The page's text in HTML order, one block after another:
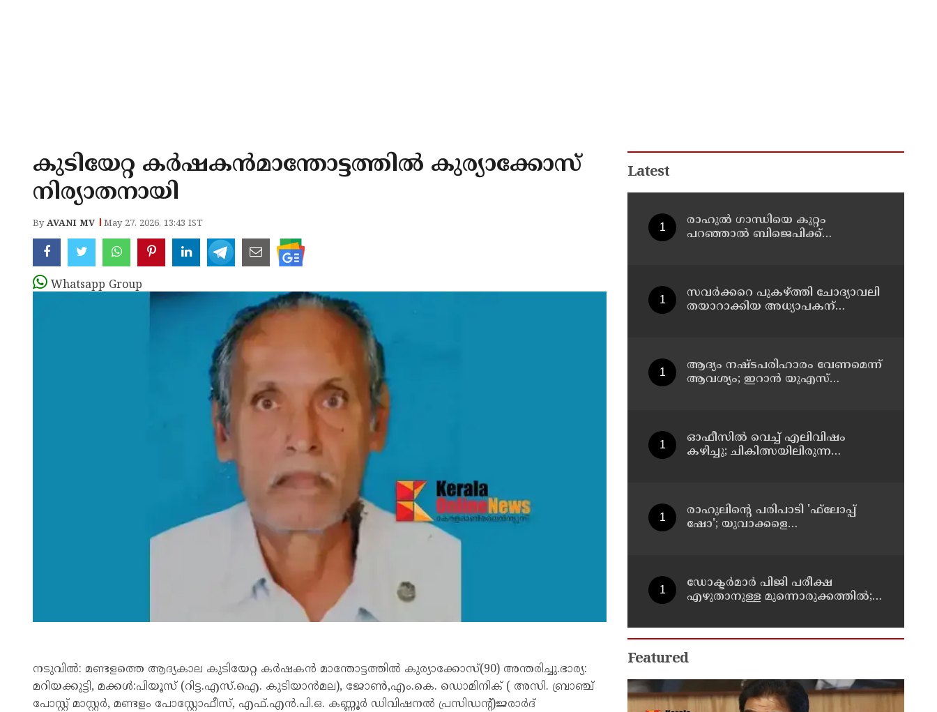
കുടിയേറ്റ കർഷകൻമാന്തോട്ടത്തിൽ കുര്യാക്കോസ്
നിര്യാതനായി
ByAVANI MV May 27, 2026, 13:43 IST
Whatsapp Group
നടുവിൽ: മണ്ടളത്തെ ആദ്യകാല കുടിയേറ്റ കർഷകൻ മാന്തോട്ടത്തിൽ കുര്യാക്കോസ്(90) അന്തരിച്ചു.ഭാര്യ:
മറിയക്കുട്ടി, മക്കൾ:പിയൂസ് (റിട്ട.എസ്.ഐ. കുടിയാൻമല), ജോൺ,എം.കെ. ഡൊമിനിക് ( അസി. ബ്രാഞ്ച്
പോസ്റ്റ് മാസ്റ്റർ, മണ്ടളം പോസ്റ്റോഫീസ്, എഫ്.എൻ.പി.ഒ. കണ്ണൂർ ഡിവിഷനൽ പ്രസിഡന്റ്)ജരാർദ്
Latest
രാഹുല്‍ ഗാന്ധിയെ കുറ്റം
പറഞ്ഞാല്‍ ബിജെപിക്ക്
സവര്‍ക്കറെ പുകഴ്ത്തി ചോദ്യാവലി
തയാറാക്കിയ അധ്യാപകന്
ആദ്യം നഷ്ടപരിഹാരം വേണമെന്ന്
ആവശ്യം; ഇറാന്‍ യുഎസ്
ഓഫീസില്‍ വെച്ച് എലിവിഷം
കഴിച്ചു; ചികിത്സയിലിരുന്ന
രാഹുലിന്റെ പരിപാടി 'ഫ്‌ലോപ്പ്
ഷോ'; യുവാക്കളെ
ഡോക്ടര്‍മാര്‍ പിജി പരീക്ഷ
എഴുതാനുള്ള മുന്നൊരുക്കത്തില്‍;
കുടുംബാരോഗ്യ കേന്ദ്രം
അടച്ചുപൂട്ടി
Featured